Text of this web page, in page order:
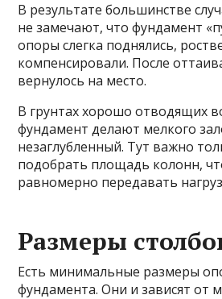
В результате большинстве
не замечают, что фундамент
опоры слегка поднялись,
компенсировали. После
вернулось на место.
В грунтах хорошо отводящих
фундамент делают мелкого
незаглубленный. Тут важно
подобрать площадь колонн,
равномерно передавать
Размеры
Есть минимальные размеры
фундамента. Они и зависят от